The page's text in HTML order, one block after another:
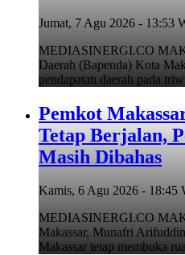
Jumat, 7 Agu 2026 - 13:53
MEDIASINERGI.CO
Daerah (Bapenda) Kota
pendapatan daerah pada
Pemkot
Tetap Berjalan,
Masih Dibahas
Kamis, 6 Agu 2026 - 18:45
MEDIASINERGI.CO
Makassar, Munafri
Makassar tetap membuka